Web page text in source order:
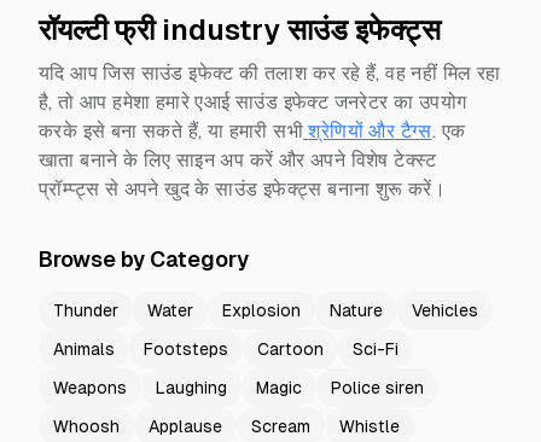
रॉयल्टी फ्री industry साउंड इफेक्ट्स
यदि आप जिस साउंड इफेक्ट की तलाश कर रहे हैं, वह नहीं मिल रहा
है, तो आप हमेशा हमारे एआई साउंड इफेक्ट जनरेटर का उपयोग
करके इसे बना सकते हैं, या हमारी सभी श्रेणियों और टैग्स. एक
खाता बनाने के लिए साइन अप करें और अपने विशेष टेक्स्ट
प्रॉम्प्ट्स से अपने खुद के साउंड इफेक्ट्स बनाना शुरू करें।
Browse by Category
Thunder Water Explosion Nature
Vehicles
Animals
Footsteps Cartoon
Sci-Fi
Weapons
Laughing Magic
Police siren
Whoosh
Applause Scream
Whistle